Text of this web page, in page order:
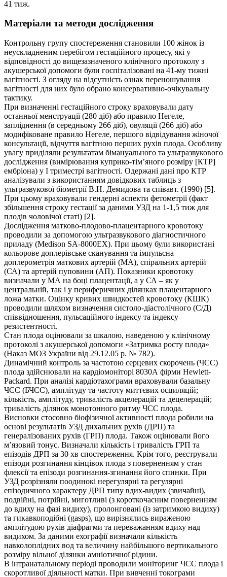
41 тиж.
Матеріали та методи дослідження
Контрольну групу спостереження становили 100 жінок із
неускладненим перебігом гестаційного процесу, які у
відповідності до вищезазначеного клінічного протоколу з
акушерської допомоги були госпіталізовані на 41-му тижні
вагітності. З огляду на відсутність ознак переношування
вагітності для них було обрано консервативно-очікувальну
тактику.
При визначенні гестаційного строку враховували дату
останньої менструації (280 діб) або правило Негеле,
запліднення (в середньому 266 діб), овуляції (266 діб) або
модифіковане правило Негеле, першого відвідування жіночої
консультації, відчуття вагітною перших рухів плода. Особливу
увагу приділяли результатам бімануального та ультразвукового
дослідження (вимірювання куприко-тім’яного розміру [КТР]
ембріона) у І триместрі вагітності. Одержані дані про КТР
аналізували з використанням довідкових таблиць з
ультразвукової біометрії В.Н. Демидова та співавт. (1990) [5].
При цьому враховували гендерні аспекти фетометрії (факт
збільшення строку гестації за даними УЗД на 1-1,5 тиж для
плодів чоловічої статі) [2].
Дослідження матково-плодово-плацентарного кровотоку
проводили за допомогою ультразвукового діагностичного
приладу (Medison SA-8000ЕХ). При цьому були використані
кольорове доплерівське сканування та імпульсна
доплерометрія маткових артерій (МА), спіральних артерій
(СА) та артерій пуповини (АП). Показники кровотоку
визначали у МА на боці плацентації, а у СА – як у
центральній, так і у периферичних ділянках плацентарного
ложа матки. Оцінку кривих швидкостей кровотоку (КШК)
проводили шляхом визначення систоло-діастолічного (С/Д)
співвідношення, пульсаційного індексу та індексу
резистентності.
Стан плода оцінювали за шкалою, наведеною у клінічному
протоколі з акушерської допомоги «Затримка росту плода»
(Наказ МОЗ України від 29.12.05 р. № 782).
Динамічний контроль за частотою серцевих скорочень (ЧСС)
плода здійснювали на кардіомоніторі 8030А фірми Hewlett-
Packard. При аналізі кардіотахограми враховували базальну
ЧСС (БЧСС), амплітуду та частоту миттєвих осциляцій;
кількість, амплітуду, тривалість акцелерацій та децелерацій;
тривалість ділянок монотонного ритму ЧСС плода.
Висновки стосовно біофізичної активності плода робили на
основі результатів УЗД дихальних рухів (ДРП) та
генералізованих рухів (ГРП) плода. Також оцінювали його
м’язовий тонус. Визначали кількість і тривалість ГРП та
епізодів ДРП за 30 хв спостереження. Крім того, реєстрували
епізоди розгинання кінцівок плода з поверненням у стан
флексії та епізоди розгинання-згинання його спинки. При
УЗД розрізняли поодинокі нерегулярні та регулярні
епізодичного характеру ДРП типу вдих-видих (звичайні),
подвійні, потрійні, миготливі (з короткочасним поверненням
до вдиху на фазі видиху), пролонговані (із затримкою видиху)
та гикавкоподібні (gasps), що вирізнялись вираженою
амплітудою рухів діафрагми та переважанням вдиху над
видихом. За даними ехографії визначали кількість
навколоплідних вод та величину найбільшого вертикального
розміру вільної ділянки амніотичної рідини.
В інтранатальному періоді проводили моніторинг ЧСС плода і
скоротливої діяльності матки. При вивченні токограми